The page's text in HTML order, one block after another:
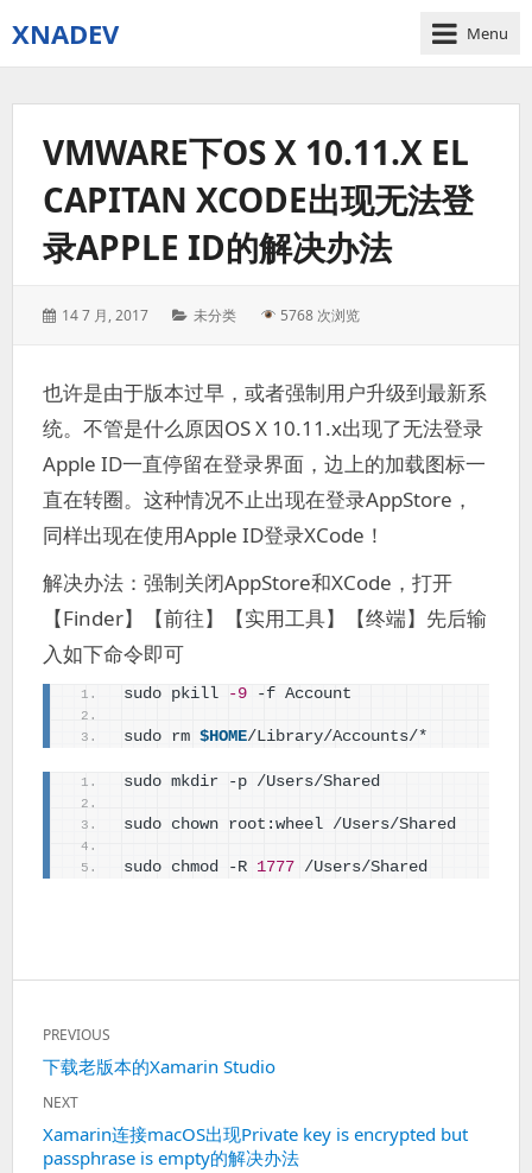
XNADEV Menu
VMWARE下OS X 10.11.X EL
CAPITAN XCODE出现无法登
录APPLE ID的解决办法
Posted
14 7 月, 2017 Categories:
未分类 5768 次浏览
也许是由于版本过早，或者强制用户升级到最新系
统。不管是什么原因OS X 10.11.x出现了无法登录
Apple ID一直停留在登录界面，边上的加载图标一
直在转圈。这种情况不止出现在登录AppStore，
同样出现在使用Apple ID登录XCode！
解决办法：强制关闭AppStore和XCode，打开
【Finder】【前往】【实用工具】【终端】先后输
入如下命令即可
sudo pkill -9 -f Account
sudo rm $HOME/Library/Accounts/*
sudo mkdir -p /Users/Shared
sudo chown root:wheel /Users/Shared
sudo chmod -R 1777 /Users/Shared
文
章
导
航
PREVIOUS
Previous
post:
下载老版本的Xamarin Studio
NEXT
Next
post:
Xamarin连接macOS出现Private key is encrypted but
passphrase is empty的解决办法